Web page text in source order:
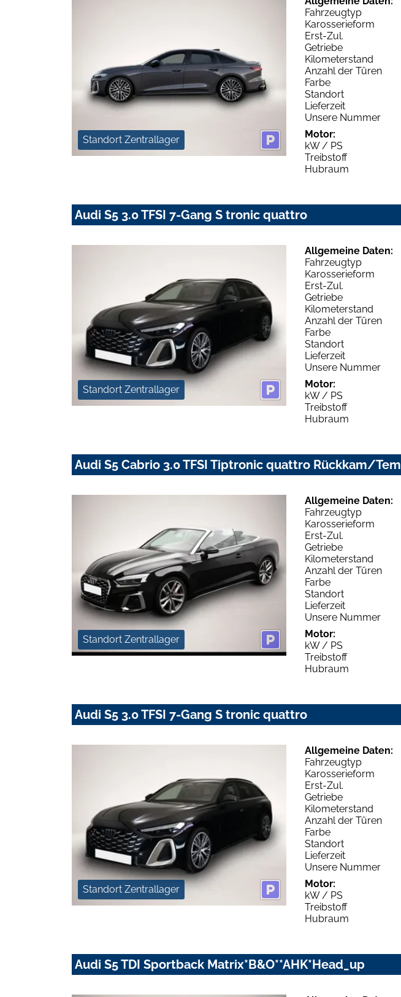
Standort Zentrallager
Fahrzeugtyp
Karosserieform
Erst-Zul.
Getriebe
Kilometerstand
Anzahl der Türen
Farbe
Standort
Lieferzeit
Unsere Nummer
Motor:
kW / PS
Treibstoff
Hubraum
Audi S5 3.0 TFSI 7-Gang S tronic quattro
Standort Zentrallager
Allgemeine Daten:
Fahrzeugtyp
Karosserieform
Erst-Zul.
Getriebe
Kilometerstand
Anzahl der Türen
Farbe
Standort
Lieferzeit
Unsere Nummer
Motor:
kW / PS
Treibstoff
Hubraum
Audi S5 Cabrio 3.0 TFSI Tiptronic quattro Rückkam/Tem
Standort Zentrallager
Allgemeine Daten:
Fahrzeugtyp
Karosserieform
Erst-Zul.
Getriebe
Kilometerstand
Anzahl der Türen
Farbe
Standort
Lieferzeit
Unsere Nummer
Motor:
kW / PS
Treibstoff
Hubraum
Audi S5 3.0 TFSI 7-Gang S tronic quattro
Standort Zentrallager
Allgemeine Daten:
Fahrzeugtyp
Karosserieform
Erst-Zul.
Getriebe
Kilometerstand
Anzahl der Türen
Farbe
Standort
Lieferzeit
Unsere Nummer
Motor:
kW / PS
Treibstoff
Hubraum
Audi S5 TDI Sportback Matrix*B&O**AHK*Head_up